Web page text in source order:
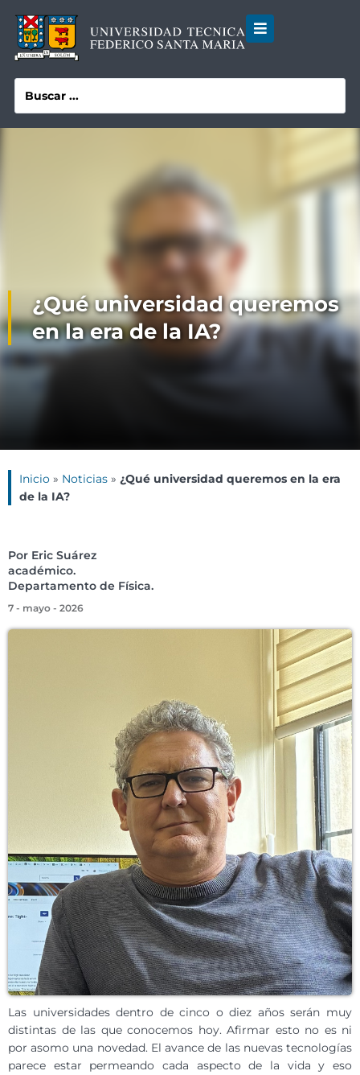
¿Qué universidad queremos
en la era de la IA?
Inicio » Noticias » ¿Qué universidad queremos en la era
de la IA?
Por Eric Suárez
académico.
Departamento de Física.
7 - mayo - 2026
Las universidades dentro de cinco o diez años serán muy
distintas de las que conocemos hoy. Afirmar esto no es ni
por asomo una novedad. El avance de las nuevas tecnologías
parece estar permeando cada aspecto de la vida y eso